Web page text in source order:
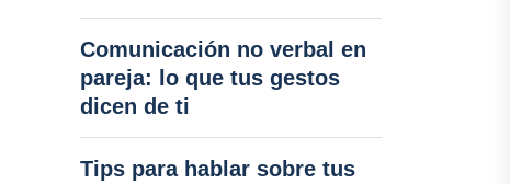
Comunicación no verbal en
pareja: lo que tus gestos
dicen de ti
Tips para hablar sobre tus